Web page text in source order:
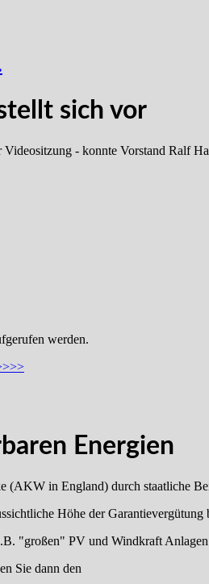
sich vor
- konnte Vorstand Ralf
werden.
Energien
in England) durch staatliche
Höhe der Garantievergütung
"großen" PV und Windkraft
Sie dann den